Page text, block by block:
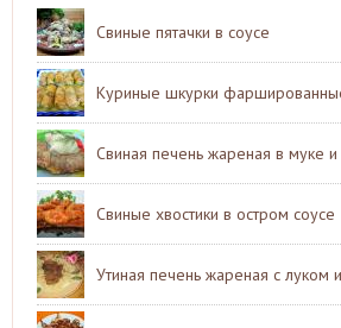
Свиные пятачки в соусе
Куриные шкурки
Свиная печень жареная в муке
Свиные хвостики в остром соусе
Утиная печень жареная с луком